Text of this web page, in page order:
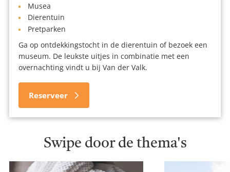
Musea
Dierentuin
Pretparken
Ga op ontdekkingstocht in de dierentuin of bezoek een
museum. De leukste uitjes in combinatie met een
overnachting vindt u bij Van der Valk.
Reserveer
Swipe door de thema's